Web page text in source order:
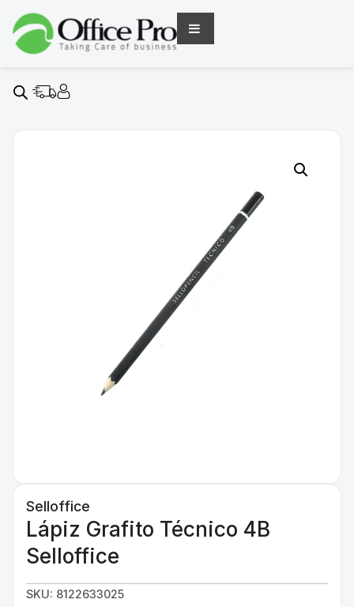
Selloffice
Lápiz Grafito Técnico 4B
Selloffice
SKU: 8122633025